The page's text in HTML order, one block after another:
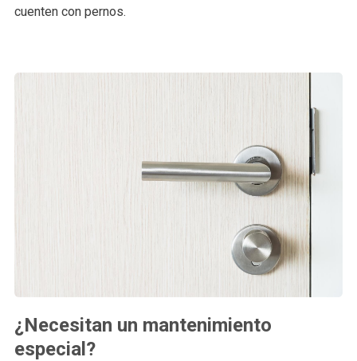
cuenten con pernos.
¿Necesitan un mantenimiento
especial?